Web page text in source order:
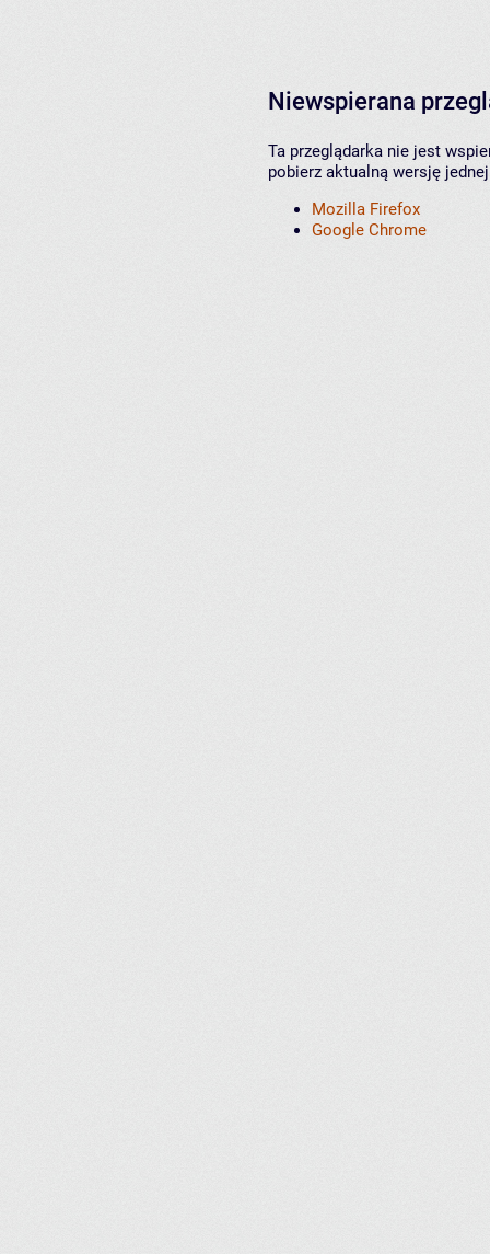
Niewspierana
Ta przeglądarka nie jest
pobierz aktualną wersję
Mozilla Firefox
Google Chrome